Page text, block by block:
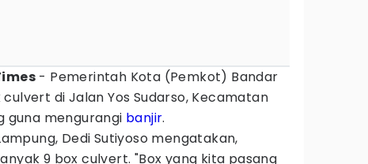
- Pemerintah Kota (Pemkot) Bandar
di Jalan Yos Sudarso, Kecamatan
guna mengurangi banjir.
Dedi Sutiyoso mengatakan,
9 box culvert. "Box yang kita pasang